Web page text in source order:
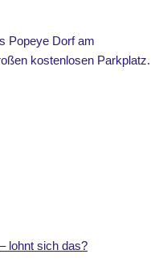
Popeye Dorf am
kostenlosen Parkplatz.
lohnt sich das?